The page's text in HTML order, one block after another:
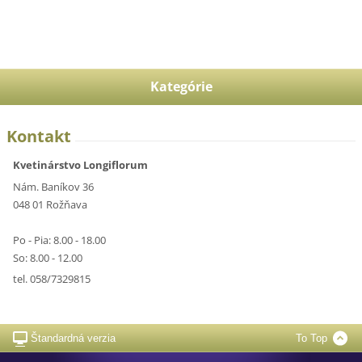
Kategórie
Kontakt
Kvetinárstvo Longiflorum
Nám. Baníkov 36
048 01 Rožňava
Po - Pia: 8.00 - 18.00
So: 8.00 - 12.00
tel. 058/7329815
Štandardná verzia To Top